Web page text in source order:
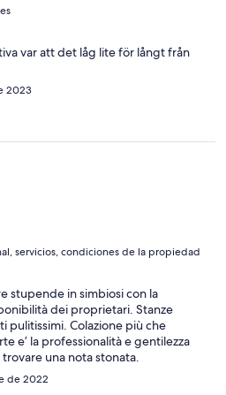
var att det låg lite för långt från
2023
servicios, condiciones de la propiedad
stupende in simbiosi con la
dei proprietari. Stanze
pulitissimi. Colazione più che
e’ la professionalità e gentilezza
una nota stonata.
de 2022